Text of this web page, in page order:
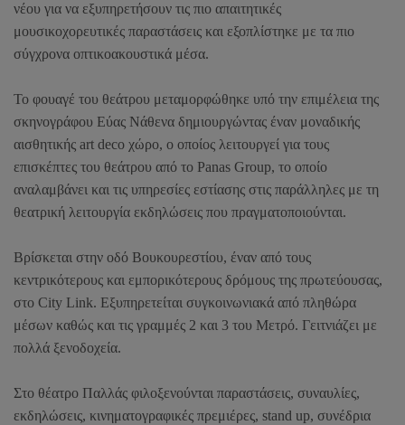
νέου για να εξυπηρετήσουν τις πιο απαιτητικές
μουσικοχορευτικές παραστάσεις και εξοπλίστηκε με τα πιο
σύγχρονα οπτικοακουστικά μέσα.
Το φουαγέ του θεάτρου μεταμορφώθηκε υπό την επιμέλεια της
σκηνογράφου Εύας Νάθενα δημιουργώντας έναν μοναδικής
αισθητικής art deco χώρο, ο οποίος λειτουργεί για τους
επισκέπτες του θεάτρου από το Panas Group, το οποίο
αναλαμβάνει και τις υπηρεσίες εστίασης στις παράλληλες με τη
θεατρική λειτουργία εκδηλώσεις που πραγματοποιούνται.
Βρίσκεται στην οδό Βουκουρεστίου, έναν από τους
κεντρικότερους και εμπορικότερους δρόμους της πρωτεύουσας,
στο City Link. Εξυπηρετείται συγκοινωνιακά από πληθώρα
μέσων καθώς και τις γραμμές 2 και 3 του Μετρό. Γειτνιάζει με
πολλά ξενοδοχεία.
Στο θέατρο Παλλάς φιλοξενούνται παραστάσεις, συναυλίες,
εκδηλώσεις, κινηματογραφικές πρεμιέρες, stand up, συνέδρια